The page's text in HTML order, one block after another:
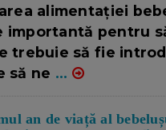
alimentației
importantă pentru
trebuie să fie
să ne ...
an de viață al